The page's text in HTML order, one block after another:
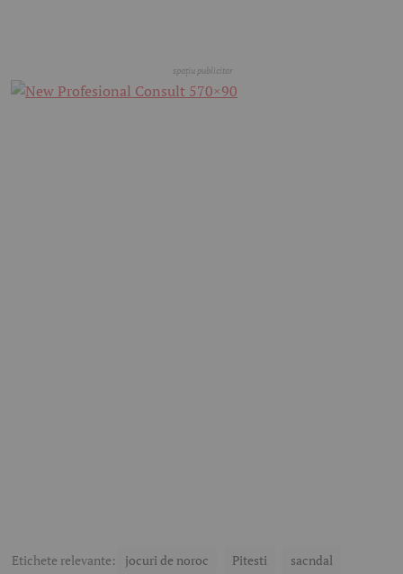
Etichete relevante: jocuri de noroc Pitesti sacndal